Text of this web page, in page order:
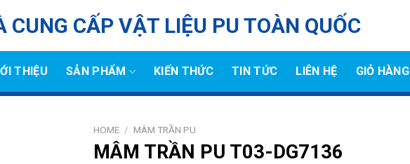
CUNG CẤP VẬT LIỆU PU TOÀN QUỐC
THIỆU SẢN PHẨM KIẾN THỨC TIN TỨC LIÊN HỆ GIỎ HÀNG
HOME / MÂM TRẦN PU
MÂM TRẦN PU T03-DG7136